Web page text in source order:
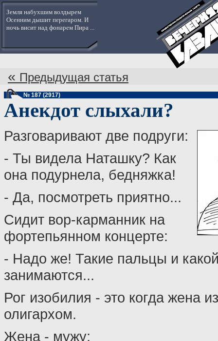
Земля набухшим волдырем
Осенним дышит перегаром. И
ночь висит над фонарем Пира ...
« Предыдущая статья
№ 187 (2917)
Анекдот слыхали?
Разговаривают две подруги:
- Ты видела Наташку? Как
она подурнела, бедняжка!
- Да, посмотреть приятно...
Сидит вор-карманник на
фортепьянном концерте:
- Надо же! Такие пальцы и
занимаются...
Рог изобилия - это когда жена
олигархом.
Жена - мужу: